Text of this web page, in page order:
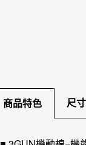
商品特色 尺